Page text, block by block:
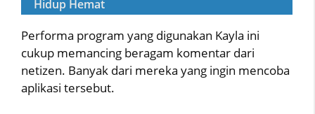
Hidup Hemat
Performa program yang digunakan Kayla ini
cukup memancing beragam komentar dari
netizen. Banyak dari mereka yang ingin mencoba
aplikasi tersebut.